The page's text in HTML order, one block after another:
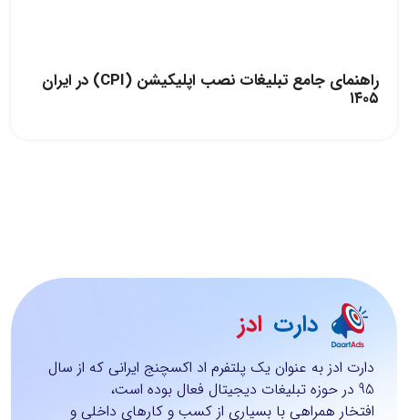
راهنمای جامع تبلیغات نصب اپلیکیشن (CPI) در ایران
۱۴۰۵
دارت ادز
دارت ادز به عنوان یک پلتفرم اد اکسچنج ایرانی که از سال
95 در حوزه تبلیغات دیجیتال فعال بوده است،
افتخار همراهی با بسیاری از کسب و کارهای داخلی و